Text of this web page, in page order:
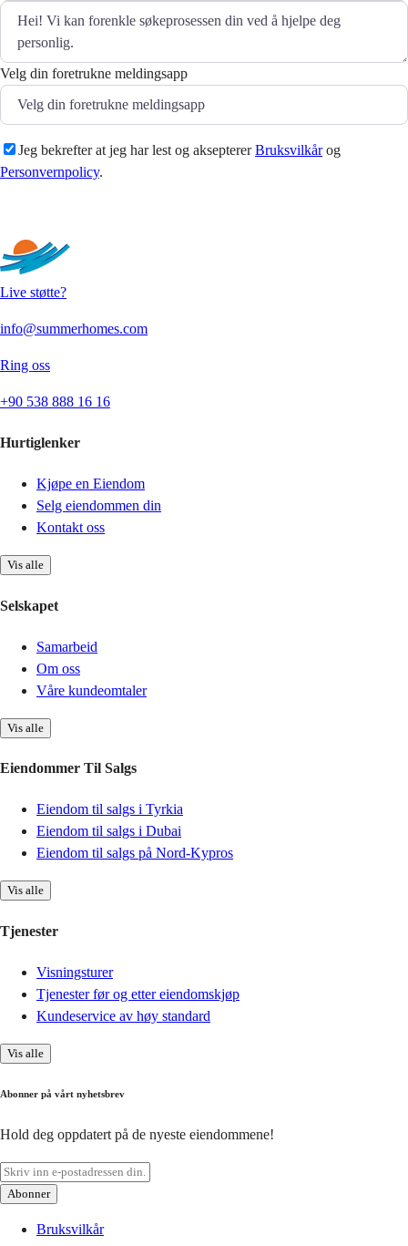
Velg din foretrukne meldingsapp
Jeg bekrefter at jeg har lest og akseptererBruksvilkårog
Personvernpolicy.
Live støtte?
info@summerhomes.com
Ring oss
+90 538 888 16 16
Hurtiglenker
Kjøpe en Eiendom
Selg eiendommen din
Kontakt oss
Vis alle
Selskapet
Samarbeid
Om oss
Våre kundeomtaler
Vis alle
Eiendommer Til Salgs
Eiendom til salgs i Tyrkia
Eiendom til salgs i Dubai
Eiendom til salgs på Nord-Kypros
Vis alle
Tjenester
Visningsturer
Tjenester før og etter eiendomskjøp
Kundeservice av høy standard
Vis alle
Abonner på vårt nyhetsbrev
Hold deg oppdatert på de nyeste eiendommene!
Abonner
Bruksvilkår